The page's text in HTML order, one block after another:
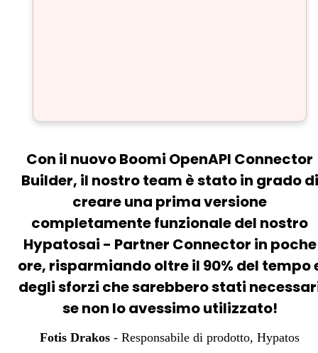
Con il nuovo Boomi OpenAPI Connector
Builder, il nostro team è stato in grado di
creare una prima versione
completamente funzionale del nostro
Hypatosai - Partner Connector in poche
ore, risparmiando oltre il 90% del tempo
degli sforzi che sarebbero stati
se non lo avessimo utilizzato!
Fotis Drakos - Responsabile di prodotto, Hypatos